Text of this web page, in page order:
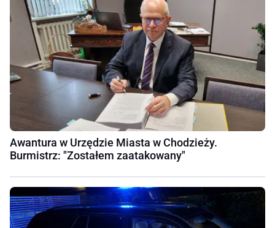
Awantura w Urzędzie Miasta w Chodzieży.
Burmistrz: "Zostałem zaatakowany"